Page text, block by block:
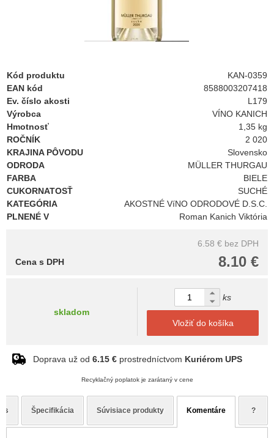
Kód produktu
KAN-0359
EAN kód
8588003207418
Ev. číslo akosti
L179
Výrobca
VÍNO KANICH
Hmotnosť
1,35 kg
ROČNÍK
2 020
KRAJINA PÔVODU
Slovensko
ODRODA
MÜLLER THURGAU
FARBA
BIELE
CUKORNATOSŤ
SUCHÉ
KATEGÓRIA
AKOSTNÉ VíNO ODRODOVÉ D.S.C.
PLNENÉ V
Roman Kanich Viktória
6.58 € bez DPH
8.10 €
Cena s DPH
skladom
ks
Vložiť do košíka
Doprava už od 6.15 € prostredníctvom Kuriérom UPS
Recyklačný poplatok je zarátaný v cene
Špecifikácia Súvisiace produkty Komentáre ?